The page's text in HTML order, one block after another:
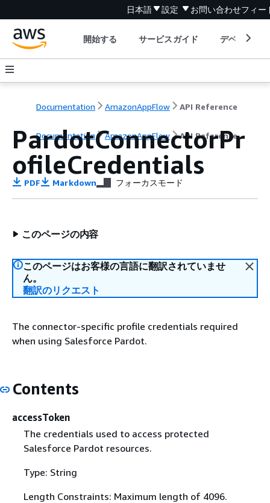
日本語 設定 お問い合わせフィー
開始する サービスガイド デベロッパ
Documentation AmazonAppFlow API Reference
Documentation AmazonAppFlow API Reference
PardotConnectorPr
ofileCredentials
PDF Markdown フォーカスモード
このページの内容
このページはお客様の言語に翻訳されていませ
ん。
翻訳のリクエスト
The connector-specific profile credentials required
when using Salesforce Pardot.
Contents
accessToken
The credentials used to access protected
Salesforce Pardot resources.
Type: String
Length Constraints: Maximum length of 4096.